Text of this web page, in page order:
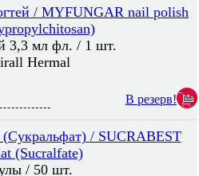
/ MYFUNGAR nail polish
3,3 мл фл. / 1 шт.
Hermal
В резерв!
/ SUCRABEST
(Sucralfate)
/ 50 шт.